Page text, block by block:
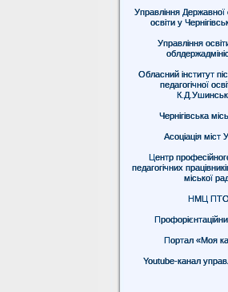
Управління Державної
освіти у
Управління
Обласний інститут
педагогічної
Чернігівська
Асоціація міст
Центр
педагогічних
міської
НМЦ ПТО
Портал «Моя
Youtube-канал